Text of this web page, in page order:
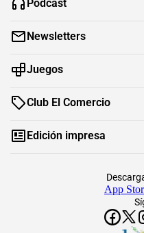
Podcast
Newsletters
Juegos
Club El Comercio
Edición impresa
App